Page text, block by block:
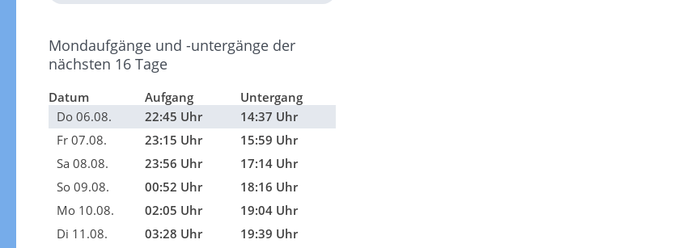
Mondaufgänge und -untergänge der
nächsten 16 Tage
Datum Aufgang
Untergang
Do 06.08.
22:45 Uhr
14:37 Uhr
Fr 07.08.
23:15 Uhr
15:59 Uhr
Sa 08.08.
23:56 Uhr
17:14 Uhr
So 09.08.
00:52 Uhr
18:16 Uhr
Mo 10.08.
02:05 Uhr
19:04 Uhr
Di 11.08.
03:28 Uhr
19:39 Uhr